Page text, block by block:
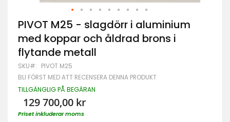
Hoppa
till
början
av
bildgalleriet
PIVOT M25 - slagdörr i aluminium
med koppar och åldrad brons i
flytande metall
SKU PIVOT M25
BLI FÖRST MED ATT RECENSERA DENNA PRODUKT
TILLGÄNGLIG PÅ BEGÄRAN
129 700,00 kr
Priset inkluderar moms